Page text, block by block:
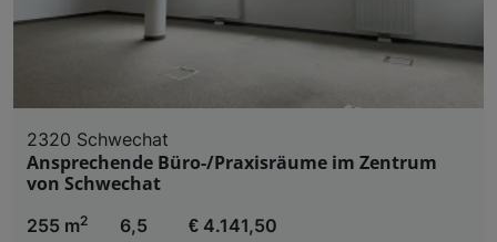
2320 Schwechat
Ansprechende Büro-/Praxisräume im Zentrum
von Schwechat
255 m2
6,5 € 4.141,50